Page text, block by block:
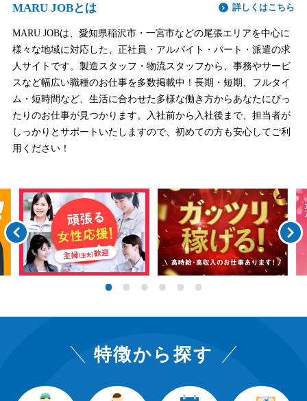
MARU JOBとは 詳しくはこちら
MARU JOBは、愛知県稲沢市・一宮市などの尾張エリアを中心に
様々な地域に対応した、正社員・アルバイト・パート・派遣の求
人サイトです。製造スタッフ・物流スタッフから、事務やサービ
スなど幅広い職種のお仕事を多数掲載中！長期・短期、フルタイ
ム・短時間など、生活に合わせた多様な働き方からあなたにぴっ
たりのお仕事が見つかります。入社前から入社後まで、担当者が
しっかりとサポートいたしますので、初めての方も安心してご利
用ください！
特徴から探す